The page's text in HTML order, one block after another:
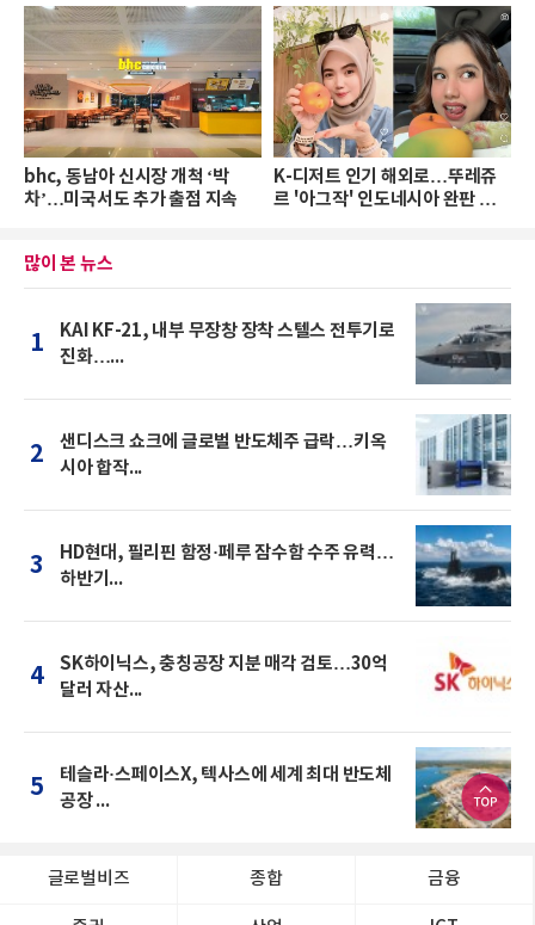
bhc, 동남아 신시장 개척 ‘박
차’…미국서도 추가 출점 지속
K-디저트 인기 해외로…뚜레쥬
르 '아그작' 인도네시아 완판 행
많이 본 뉴스
1
KAI KF-21, 내부 무장창 장착 스텔스 전투기로
진화…...
2
샌디스크 쇼크에 글로벌 반도체주 급락…키옥
시아 합작...
3
HD현대, 필리핀 함정·페루 잠수함 수주 유력…
하반기...
4
SK하이닉스, 충칭공장 지분 매각 검토…30억
달러 자산...
5
테슬라·스페이스X, 텍사스에 세계 최대 반도체
공장 ...
글로벌비즈 종합 금융